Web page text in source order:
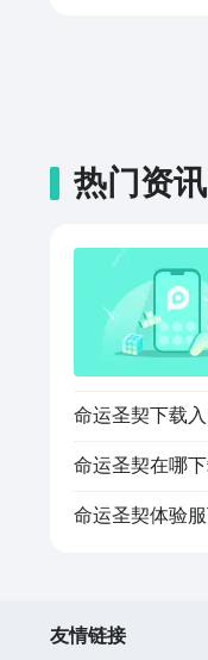
热门资讯
命运圣契下载
命运圣契在哪
命运圣契体验
友情链接